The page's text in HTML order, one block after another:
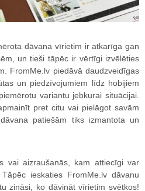
dāvana vīrietim ir atkarīga gan
un tieši tāpēc ir vērtīgi izvēlēties
FromMe.lv piedāvā daudzveidīgas
un piedzīvojumiem līdz hobijiem
variantu jebkurai situācijai.
pret citu vai pielāgot savām
patiešām tiks izmantota un
vai aizraušanās, kam attiecīgi var
ieskaties FromMe.lv dāvanu
zināsi, ko dāvināt vīrietim svētkos!